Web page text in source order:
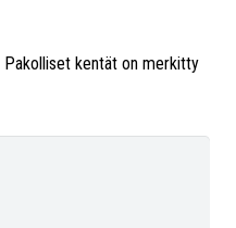
Pakolliset kentät on merkitty